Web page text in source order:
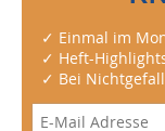
✓ Einmal im
✓ Heft-
✓ Bei